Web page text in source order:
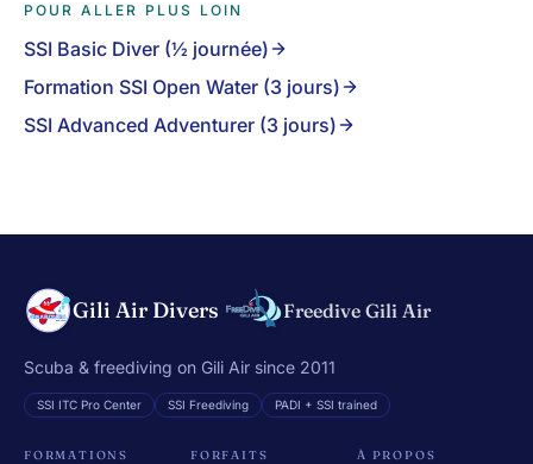
POUR ALLER PLUS LOIN
SSI Basic Diver (½ journée)
Formation SSI Open Water (3 jours)
SSI Advanced Adventurer (3 jours)
Gili Air Divers Freedive Gili Air
Scuba & freediving on Gili Air since 2011
SSI ITC Pro Center SSI Freediving PADI + SSI trained
FORMATIONS
FORFAITS À PROPOS